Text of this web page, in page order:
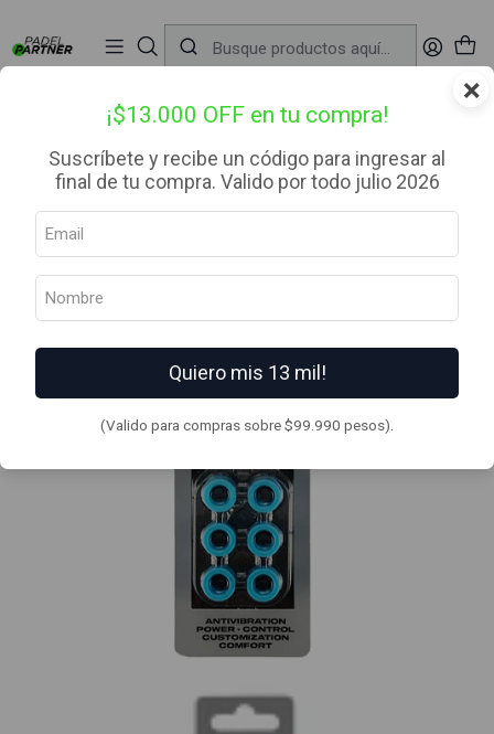
×
¡$13.000 OFF en tu compra!
Suscríbete y recibe un código para ingresar al
final de tu compra. Valido por todo julio 2026
Quiero mis 13 mil!
(Valido para compras sobre $99.990 pesos).
📦 Envío Gratis desde $99.990 — Entrega en RM el mismo día🔥Compra
antes de las 12:00 hrs (día hábil) y recibe hoy mismo.